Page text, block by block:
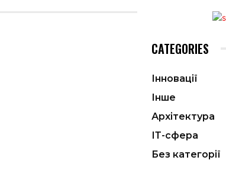
CATEGORIES
Інновації
Інше
Архітектура
ІТ-сфера
Без категорії